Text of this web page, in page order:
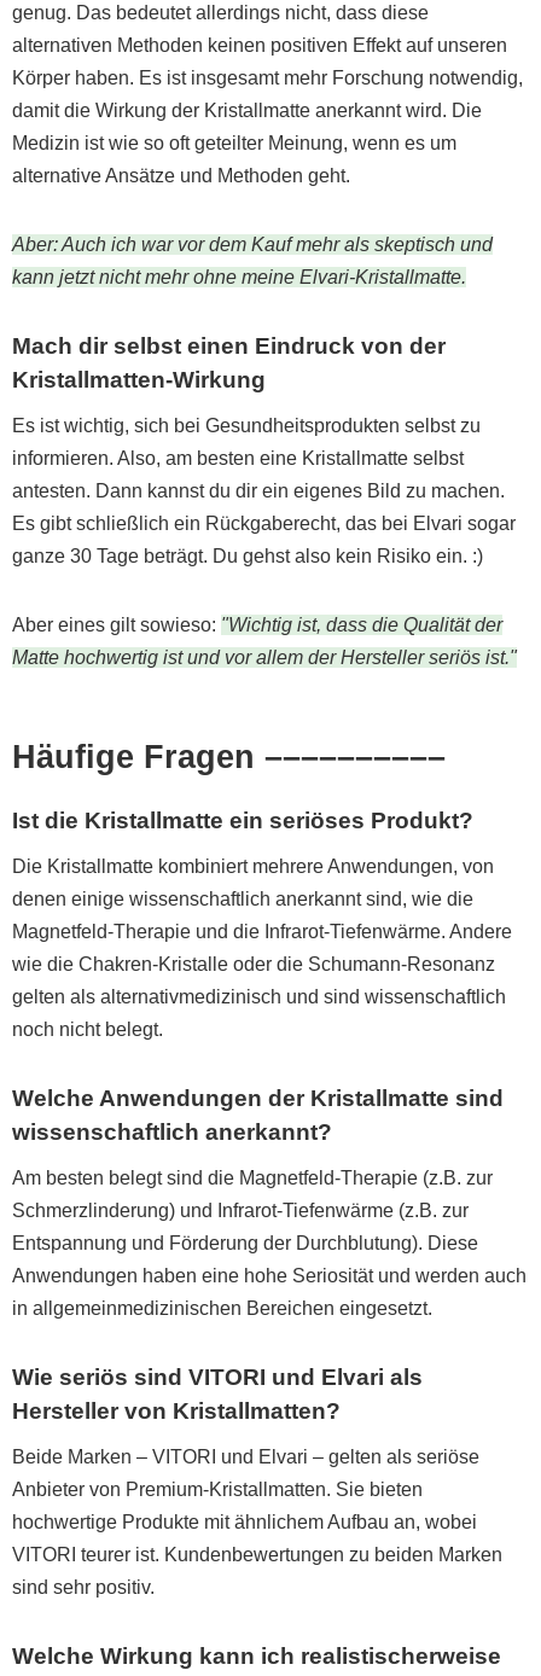
genug. Das bedeutet allerdings nicht, dass diese
alternativen Methoden keinen positiven Effekt auf unseren
Körper haben. Es ist insgesamt mehr Forschung notwendig,
damit die Wirkung der Kristallmatte anerkannt wird. ‍Die
Medizin ist wie so oft geteilter Meinung, wenn es um
alternative Ansätze und Methoden geht.
Aber: Auch ich war vor dem Kauf mehr als skeptisch und
kann jetzt nicht mehr ohne meine Elvari-Kristallmatte.
Mach dir selbst einen Eindruck von der
Kristallmatten-Wirkung
Es ist wichtig, sich bei Gesundheitsprodukten selbst zu
informieren. Also, am besten eine Kristallmatte selbst
antesten. Dann kannst du dir ein eigenes Bild zu machen.
Es gibt schließlich ein Rückgaberecht, das bei Elvari sogar
ganze 30 Tage beträgt. Du gehst also kein Risiko ein. :)
Aber eines gilt sowieso: "Wichtig ist, dass die Qualität der
Matte hochwertig ist und vor allem der Hersteller seriös ist."
Häufige Fragen ––––––––––
Ist die Kristallmatte ein seriöses Produkt?
Die Kristallmatte kombiniert mehrere Anwendungen, von
denen einige wissenschaftlich anerkannt sind, wie die
Magnetfeld-Therapie und die Infrarot-Tiefenwärme. Andere
wie die Chakren-Kristalle oder die Schumann-Resonanz
gelten als alternativmedizinisch und sind wissenschaftlich
noch nicht belegt.
Welche Anwendungen der Kristallmatte sind
wissenschaftlich anerkannt?
Am besten belegt sind die Magnetfeld-Therapie (z.B. zur
Schmerzlinderung) und Infrarot-Tiefenwärme (z.B. zur
Entspannung und Förderung der Durchblutung). Diese
Anwendungen haben eine hohe Seriosität und werden auch
in allgemeinmedizinischen Bereichen eingesetzt.
Wie seriös sind VITORI und Elvari als
Hersteller von Kristallmatten?
Beide Marken – VITORI und Elvari – gelten als seriöse
Anbieter von Premium-Kristallmatten. Sie bieten
hochwertige Produkte mit ähnlichem Aufbau an, wobei
VITORI teurer ist. Kundenbewertungen zu beiden Marken
sind sehr positiv.
Welche Wirkung kann ich realistischerweise